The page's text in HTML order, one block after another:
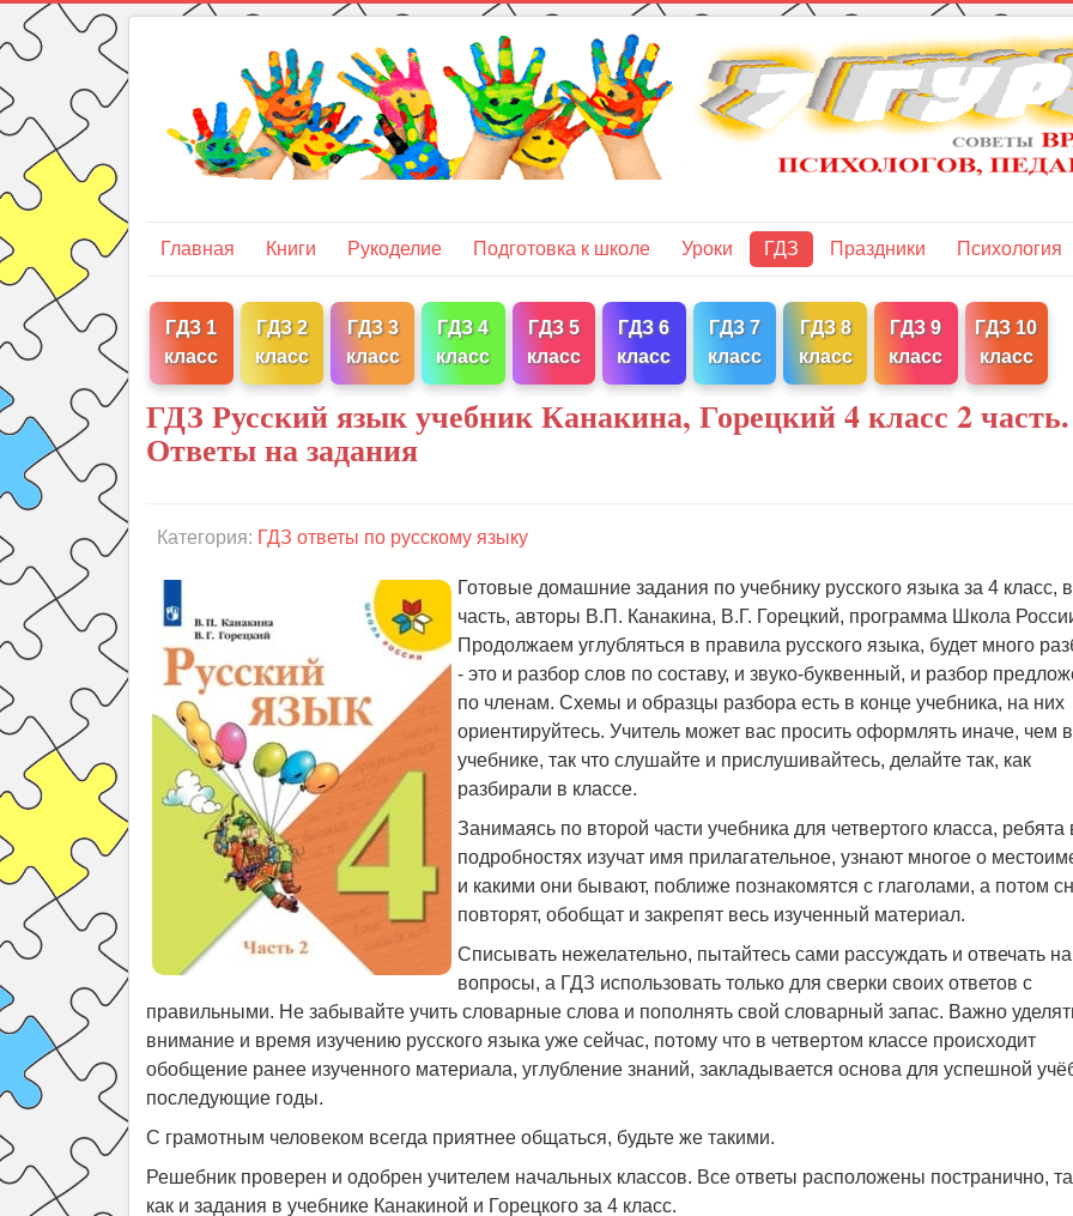
Главная Книги Рукоделие Подготовка к школе Уроки ГДЗ Праздники Психология
ГДЗ 1
класс
ГДЗ 2
класс
ГДЗ 3
класс
ГДЗ 4
класс
ГДЗ 5
класс
ГДЗ 6
класс
ГДЗ 7
класс
ГДЗ 8
класс
ГДЗ 9
класс
ГДЗ 10
класс
ГДЗ Русский язык учебник Канакина, Горецкий 4 класс 2 часть.
Ответы на задания
Категория: ГДЗ ответы по русскому языку
Готовые домашние задания по учебнику русского языка за 4 класс,
часть, авторы В.П. Канакина, В.Г. Горецкий, программа Школа
Продолжаем углубляться в правила русского языка, будет много
- это и разбор слов по составу, и звуко-буквенный, и разбор
по членам. Схемы и образцы разбора есть в конце учебника, на них
ориентируйтесь. Учитель может вас просить оформлять иначе, чем в
учебнике, так что слушайте и прислушивайтесь, делайте так, как
разбирали в классе.
Занимаясь по второй части учебника для четвертого класса, ребята
подробностях изучат имя прилагательное, узнают многое о
и какими они бывают, поближе познакомятся с глаголами, а потом
повторят, обобщат и закрепят весь изученный материал.
Списывать нежелательно, пытайтесь сами рассуждать и отвечать на
вопросы, а ГДЗ использовать только для сверки своих ответов с
правильными. Не забывайте учить словарные слова и пополнять свой словарный запас. Важно
внимание и время изучению русского языка уже сейчас, потому что в четвертом классе происходит
обобщение ранее изученного материала, углубление знаний, закладывается основа для успешной
последующие годы.
С грамотным человеком всегда приятнее общаться, будьте же такими.
Решебник проверен и одобрен учителем начальных классов. Все ответы расположены постранично,
как и задания в учебнике Канакиной и Горецкого за 4 класс.